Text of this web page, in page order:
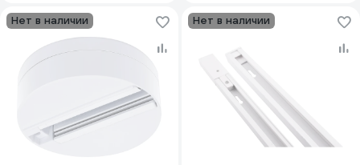
Нет в наличии Нет в наличии